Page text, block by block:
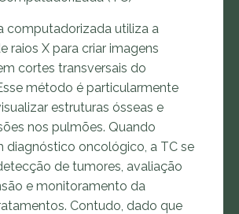
computadorizada utiliza a
raios X para criar imagens
cortes transversais do
método é particularmente
estruturas ósseas e
nos pulmões. Quando
diagnóstico oncológico, a TC se
de tumores, avaliação
e monitoramento da
Contudo, dado que